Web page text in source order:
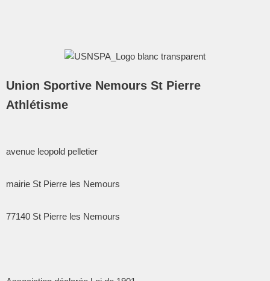
Union Sportive Nemours St Pierre
Athlétisme
avenue leopold pelletier
mairie St Pierre les Nemours
77140 St Pierre les Nemours